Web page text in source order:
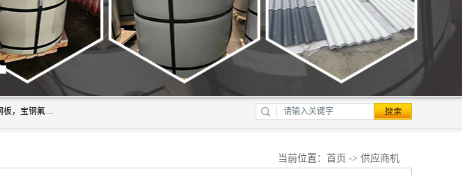
上海轩本实业有限公司主营产品：宝钢彩钢板、宝钢彩钢卷、宝钢彩涂板、宝钢彩涂卷、宝钢高耐候彩钢板，宝钢氟碳彩钢板。是一家集钢铁贸易，物流、加工为一体的产业全配套公司。
当前位置： 首页 -> 供应商机